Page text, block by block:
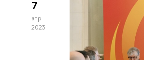
7
апр
2023